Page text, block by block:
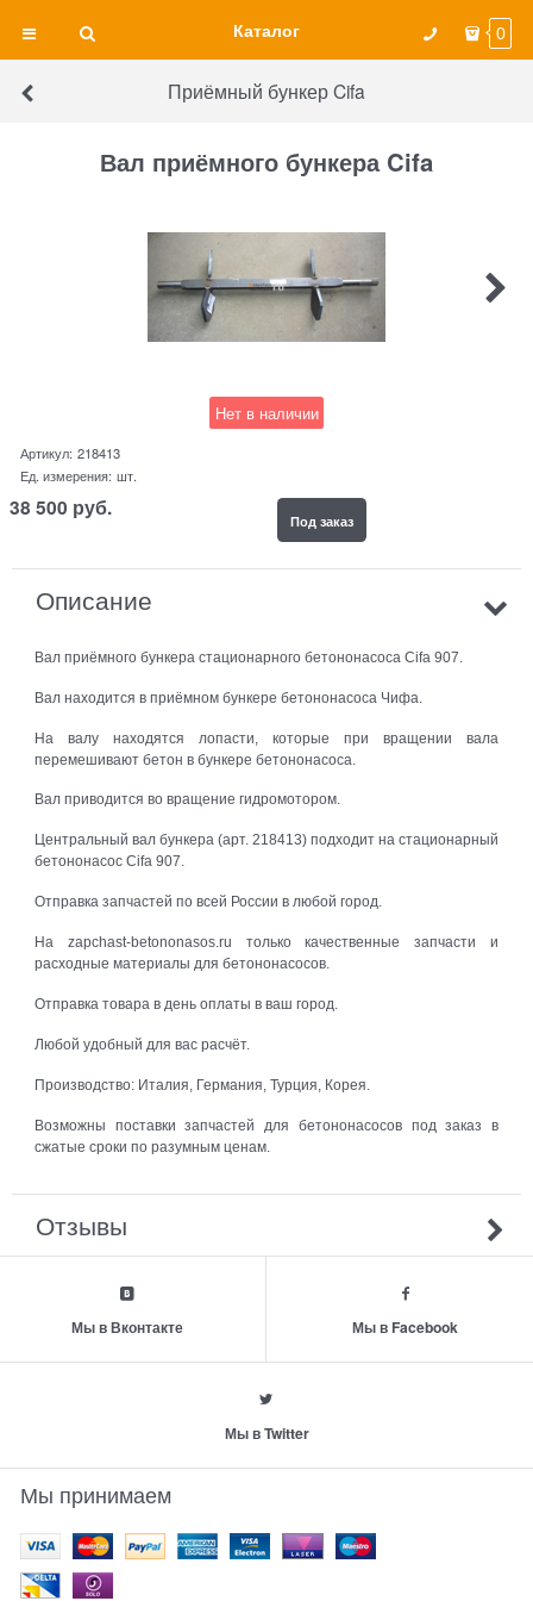
Каталог 0
Приёмный бункер Cifa
Вал приёмного бункера Cifa
Нет в наличии
Артикул: 218413
Ед. измерения: шт.
38 500 руб. Под заказ
Описание
Вал приёмного бункера стационарного бетононасоса Cifa 907.
Вал находится в приёмном бункере бетононасоса Чифа.
На валу находятся лопасти, которые при вращении вала
перемешивают бетон в бункере бетононасоса.
Вал приводится во вращение гидромотором.
Центральный вал бункера (арт. 218413) подходит на стационарный
бетононасос Cifa 907.
Отправка запчастей по всей России в любой город.
На zapchast-betononasos.ru только качественные запчасти и
расходные материалы для бетононасосов.
Отправка товара в день оплаты в ваш город.
Любой удобный для вас расчёт.
Производство: Италия, Германия, Турция, Корея.
Возможны поставки запчастей для бетононасосов под заказ в
сжатые сроки по разумным ценам.
Отзывы
Мы в Вконтакте Мы в Facebook
Мы в Twitter
Мы принимаем